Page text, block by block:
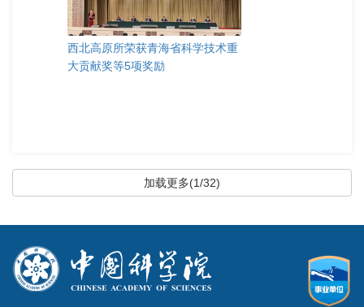
西北高原所荣获青海省科学技术重
大贡献奖等5项奖励
加载更多(1/32)